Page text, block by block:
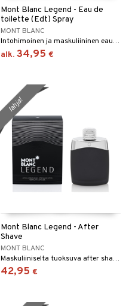
Mont Blanc Legend - Eau de
toilette (Edt) Spray
MONT BLANC
Intohimoinen ja maskuliininen eau de toilette Mont Blancilta
alk. 34,95 €
Mont Blanc Legend - After
Shave
MONT BLANC
Maskuliiniselta tuoksuva after shave Mont Blancilta
42,95 €
lahja!